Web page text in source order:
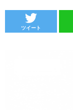
ツイート